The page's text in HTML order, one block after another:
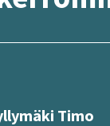
Timo